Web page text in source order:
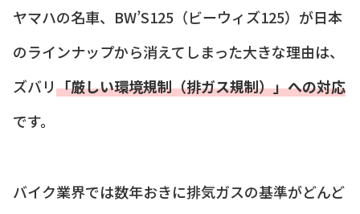
ヤマハの名車、BW’S125（ビーウィズ125）が日本
のラインナップから消えてしまった大きな理由は、
ズバリ「厳しい環境規制（排ガス規制）」への対応
です。
バイク業界では数年おきに排気ガスの基準がどんど